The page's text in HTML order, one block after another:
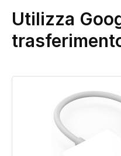
Utilizza